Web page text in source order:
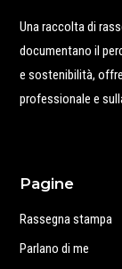
Una raccolta di
documentano il
e sostenibilità,
professionale e
Pagine
Rassegna stampa
Parlano di me